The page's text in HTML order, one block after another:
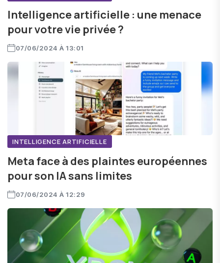
Intelligence artificielle : une menace
pour votre vie privée ?
07/06/2024 À 13:01
INTELLIGENCE ARTIFICIELLE
Meta face à des plaintes européennes
pour son IA sans limites
07/06/2024 À 12:29